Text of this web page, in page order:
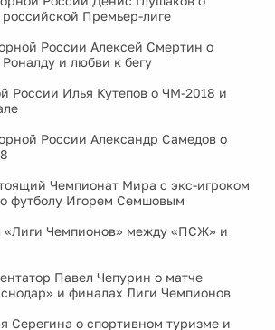
Премьер-лиге
России Алексей Смертин о
и любви к бегу
России Илья Кутепов о ЧМ-2018 и
России Александр Самедов о
Чемпионат Мира с экс-игроком
футболу Игорем Семшовым
Чемпионов» между «ПСЖ» и
Павел Чепурин о матче
и финалах Лиги Чемпионов
Серегина о спортивном туризме и